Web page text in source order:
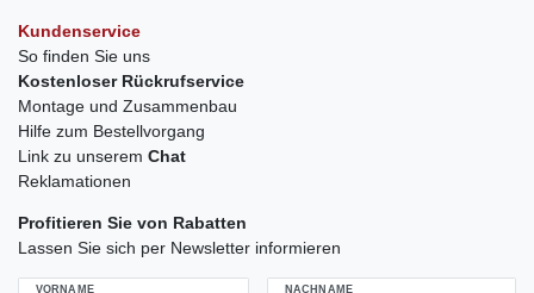
Kundenservice
So finden Sie uns
Kostenloser Rückrufservice
Montage und Zusammenbau
Hilfe zum Bestellvorgang
Link zu unserem Chat
Reklamationen
Profitieren Sie von Rabatten
Lassen Sie sich per Newsletter informieren
VORNAME NACHNAME